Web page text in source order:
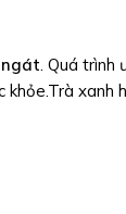
ngát. Quá trình
xanh